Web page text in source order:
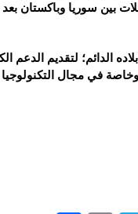
بين سوريا وباكستان بعد
الدائم؛ لتقديم الدعم
في مجال التكنولوجيا